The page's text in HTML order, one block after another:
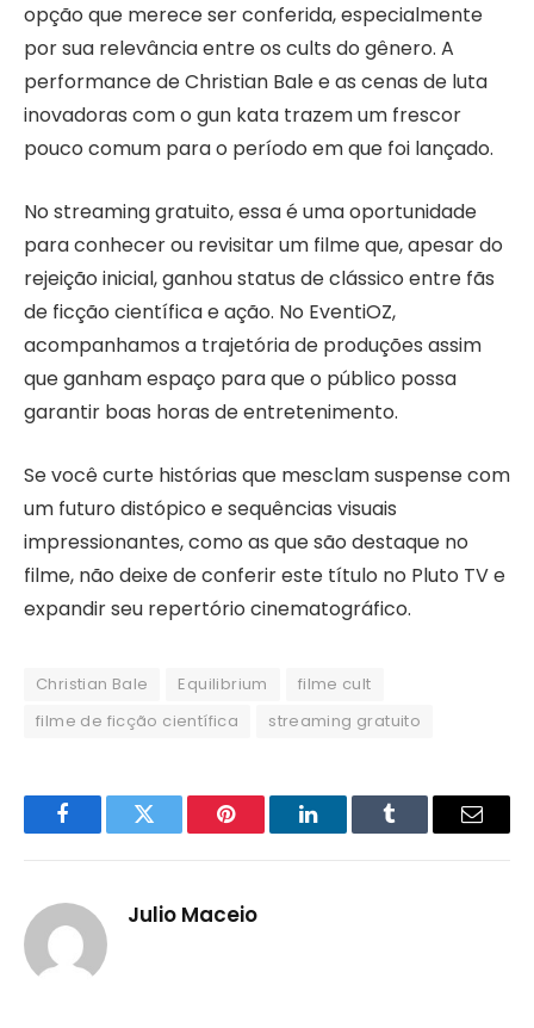
opção que merece ser conferida, especialmente
por sua relevância entre os cults do gênero. A
performance de Christian Bale e as cenas de luta
inovadoras com o gun kata trazem um frescor
pouco comum para o período em que foi lançado.
No streaming gratuito, essa é uma oportunidade
para conhecer ou revisitar um filme que, apesar do
rejeição inicial, ganhou status de clássico entre fãs
de ficção científica e ação. No EventiOZ,
acompanhamos a trajetória de produções assim
que ganham espaço para que o público possa
garantir boas horas de entretenimento.
Se você curte histórias que mesclam suspense com
um futuro distópico e sequências visuais
impressionantes, como as que são destaque no
filme, não deixe de conferir este título no Pluto TV e
expandir seu repertório cinematográfico.
Christian Bale Equilibrium
filme cult
filme de ficção científica
streaming gratuito
FacebookTwitter Pinterest LinkedInTumblr Email
Julio Maceio